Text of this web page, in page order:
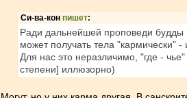
Си-ва-кон пишет:
Ради дальнейшей проповеди
может получать тела "кармически"
Для нас это неразличимо, "где -
степени] иллюзорно)